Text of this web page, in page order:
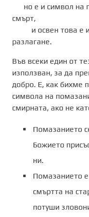
но е и символ на
смърт,
и освен това е и
разлагане.
Във всеки един от
използван, за да
добро. Е, как бихме
символа на
смирната, ако не
Помазанието
Божието
ни.
Помазанието
смъртта на
потуши